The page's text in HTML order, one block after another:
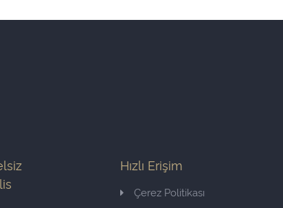
Hızlı Erişim
Çerez Politikası